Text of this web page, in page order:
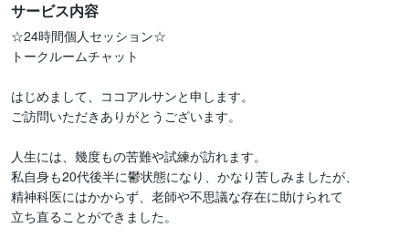
サービス内容
☆24時間個人セッション☆
トークルームチャット
はじめまして、ココアルサンと申します。
ご訪問いただきありがとうございます。
人生には、幾度もの苦難や試練が訪れます。
私自身も20代後半に鬱状態になり、かなり苦しみましたが、
精神科医にはかからず、老師や不思議な存在に助けられて
立ち直ることができました。